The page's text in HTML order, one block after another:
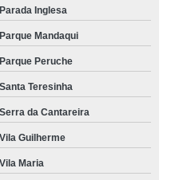
Parada Inglesa
Parque Mandaqui
Parque Peruche
Santa Teresinha
Serra da Cantareira
Vila Guilherme
Vila Maria